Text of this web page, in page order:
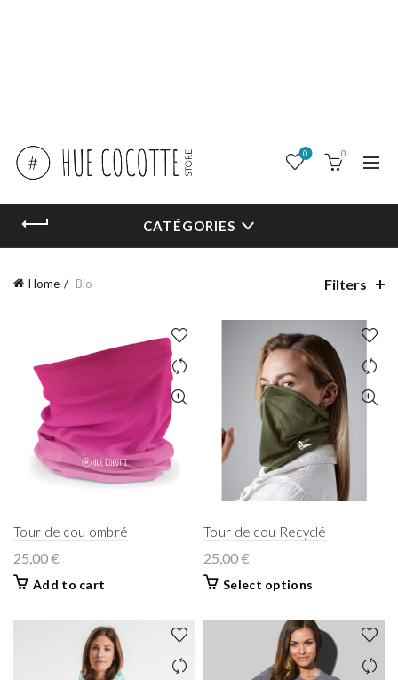
0 0
CATÉGORIES
Home Bio Filters
Tour de cou ombré
25,00€
Add to cart
Tour de cou Recyclé
25,00€
Select options